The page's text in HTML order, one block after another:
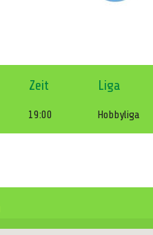
Zeit Liga
19:00 Hobbyliga